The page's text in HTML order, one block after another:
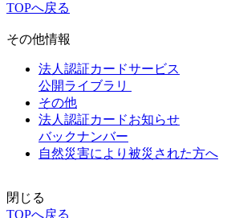
TOPへ戻る
その他情報
法人認証カードサービス
公開ライブラリ
その他
法人認証カードお知らせ
バックナンバー
自然災害により被災された方へ
閉じる
TOPへ戻る